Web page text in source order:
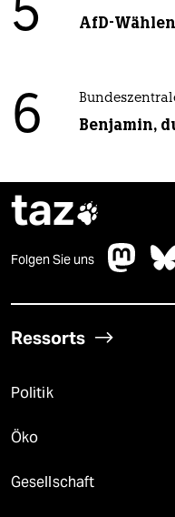
5 AfD-
6 Benjamin,
taz
Folgen Sie uns
Ressorts
Politik
Öko
Gesellschaft